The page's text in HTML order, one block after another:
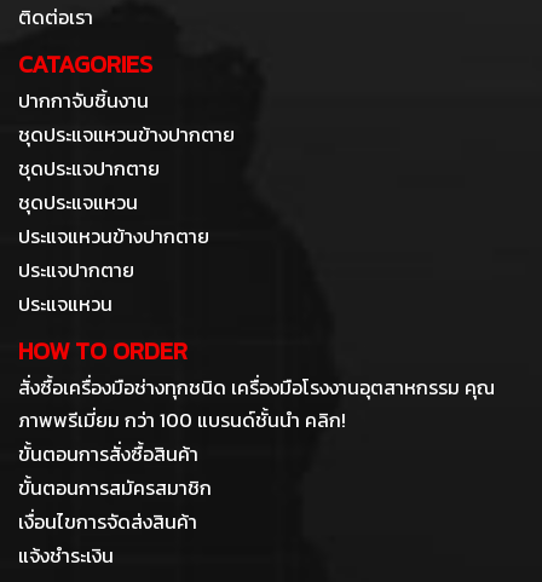
ติดต่อเรา
CATAGORIES
ปากกาจับชิ้นงาน
ชุดประแจแหวนข้างปากตาย
ชุดประแจปากตาย
ชุดประแจแหวน
ประแจแหวนข้างปากตาย
ประแจปากตาย
ประแจแหวน
HOW TO ORDER
สั่งซื้อเครื่องมือช่างทุกชนิด เครื่องมือโรงงานอุตสาหกรรม คุณ
ภาพพรีเมี่ยม กว่า 100 แบรนด์ชั้นนำ คลิก!
ขั้นตอนการสั่งซื้อสินค้า
ขั้นตอนการสมัครสมาชิก
เงื่อนไขการจัดส่งสินค้า
แจ้งชำระเงิน